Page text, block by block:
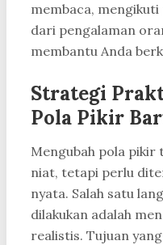
membaca,
dari pengalaman
membantu Anda
Strategi
Pola Pikir
Mengubah pola pikir
niat, tetapi perlu
nyata. Salah satu
dilakukan adalah
realistis. Tujuan